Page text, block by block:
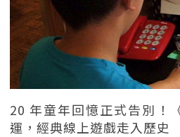
20 年童年回憶正式告別！
運，經典線上遊戲走入歷史